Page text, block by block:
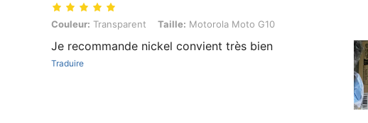
Couleur: Transparent, Taille: Motorola Moto G10
Couleur: Transparent Taille: Motorola Moto G10
Je recommande nickel convient très bien
Traduire